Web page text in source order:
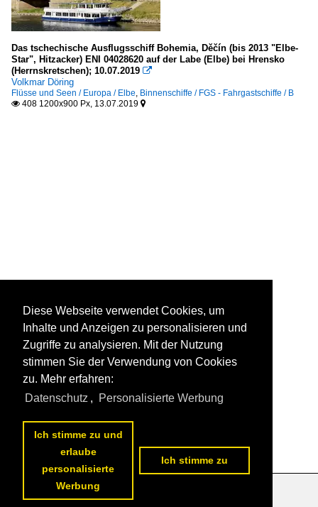
Das tschechische Ausflugsschiff Bohemia, Děčín (bis 2013 "Elbe-
Star", Hitzacker) ENI 04028620 auf der Labe (Elbe) bei Hrensko
(Herrnskretschen); 10.07.2019 
Volkmar Döring
Flüsse und Seen / Europa / Elbe, Binnenschiffe / FGS - Fahrgastschiffe / B
 408 1200x900 Px, 13.07.2019 
Datenschutzerklärung
Diese Webseite verwendet Cookies, um
Inhalte und Anzeigen zu personalisieren und
Zugriffe zu analysieren. Mit der Nutzung
stimmen Sie der Verwendung von Cookies
zu. Mehr erfahren:
Datenschutz , Personalisierte Werbung
Ich stimme zu und
erlaube
personalisierte
Werbung
Ich stimme zu